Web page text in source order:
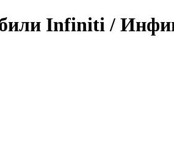
Infiniti /